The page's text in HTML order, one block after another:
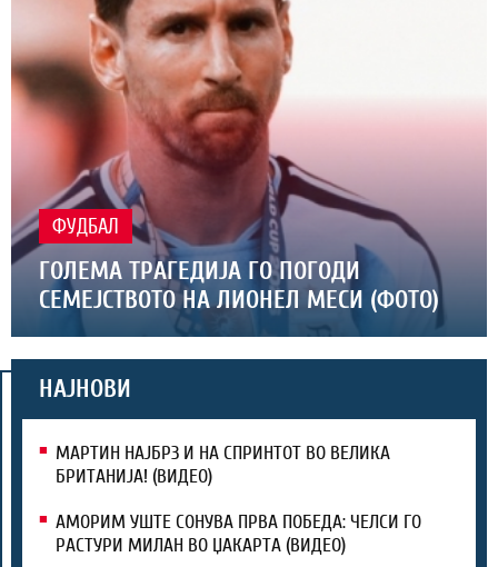
ФУДБАЛ
ГОЛЕМА ТРАГЕДИЈА ГО ПОГОДИ
СЕМЕЈСТВОТО НА ЛИОНЕЛ МЕСИ (ФОТО)
НАЈНОВИ
МАРТИН НАЈБРЗ И НА СПРИНТОТ ВО ВЕЛИКА
БРИТАНИЈА! (ВИДЕО)
АМОРИМ УШТЕ СОНУВА ПРВА ПОБЕДА: ЧЕЛСИ ГО
РАСТУРИ МИЛАН ВО ЏАКАРТА (ВИДЕО)